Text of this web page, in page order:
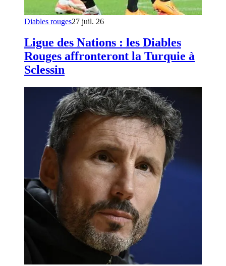
Diables rouges27 juil. 26
Ligue des Nations : les Diables
Rouges affronteront la Turquie à
Sclessin